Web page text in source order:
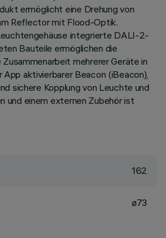
ermöglicht eine Drehung von
Reflector mit Flood-Optik.
integrierte DALI-2-
Bauteile ermöglichen die
mehrerer Geräte in
aktivierbarer Beacon (iBeacon),
sichere Kopplung von Leuchte und
und einem externen Zubehör ist
162
ø73